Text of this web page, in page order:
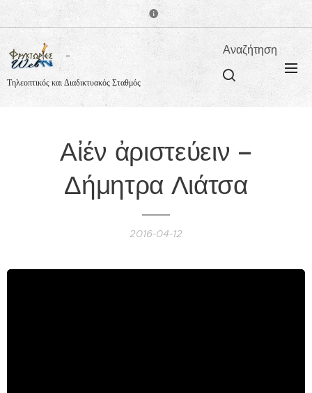
Τηλεοπτικός και Διαδικτυακός Σταθμός
Αναζήτηση
Αἰέν ἀριστεύειν –
Δήμητρα Λιάτσα
2016-04-12